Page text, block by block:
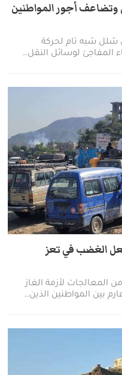
وتضاعف أجور المواطنين
شلل شبه تام لحركة
المفاجئ لوسائل النقل…
الغضب في تعز
المعالجات لأزمة الغاز
بين المواطنين الذين…